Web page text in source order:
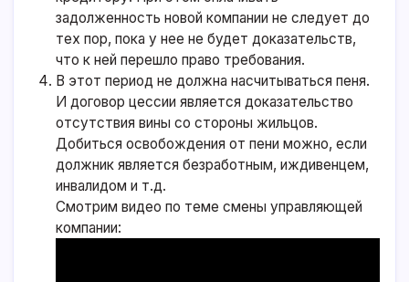
задолженность новой компании не следует до
тех пор, пока у нее не будет доказательств,
что к ней перешло право требования.
В этот период не должна насчитываться пеня.
И договор цессии является доказательство
отсутствия вины со стороны жильцов.
Добиться освобождения от пени можно, если
должник является безработным, иждивенцем,
инвалидом и т.д.
Смотрим видео по теме смены управляющей
компании: